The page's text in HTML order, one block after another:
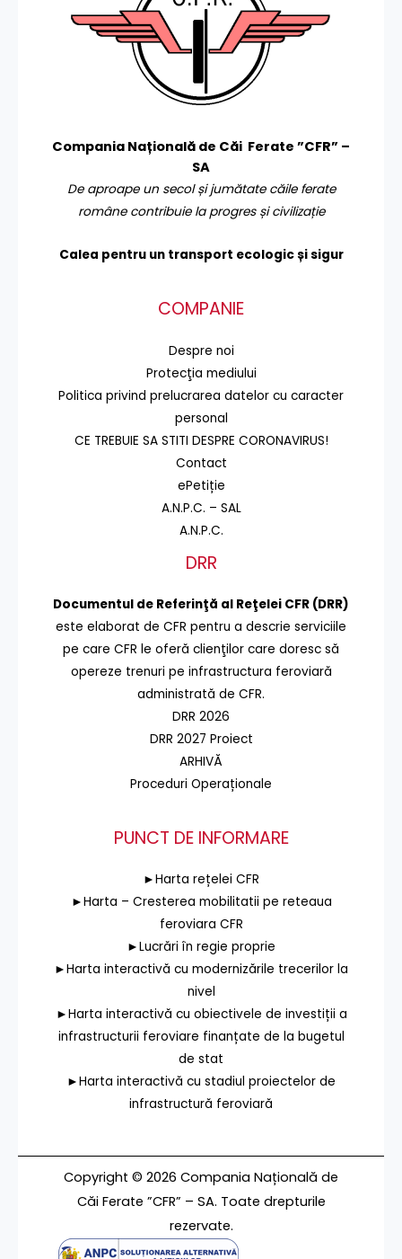
Compania Națională de Căi Ferate ”CFR” –
SA
De aproape un secol și jumătate căile ferate
române contribuie la progres și civilizație
Calea pentru un transport ecologic și sigur
COMPANIE
Despre noi
Protecţia mediului
Politica privind prelucrarea datelor cu caracter
personal
CE TREBUIE SA STITI DESPRE CORONAVIRUS!
Contact
ePetiție
A.N.P.C. – SAL
A.N.P.C.
DRR
Documentul de Referinţă al Reţelei CFR (DRR)
este elaborat de CFR pentru a descrie serviciile
pe care CFR le oferă clienţilor care doresc să
opereze trenuri pe infrastructura feroviară
administrată de CFR.
DRR 2026
DRR 2027 Proiect
ARHIVĂ
Proceduri Operaționale
PUNCT DE INFORMARE
►Harta rețelei CFR
►Harta – Cresterea mobilitatii pe reteaua
feroviara CFR
►Lucrări în regie proprie
►Harta interactivă cu modernizările trecerilor la
nivel
►Harta interactivă cu obiectivele de investiții a
infrastructurii feroviare finanțate de la bugetul
de stat
►Harta interactivă cu stadiul proiectelor de
infrastructură feroviară
Copyright © 2026 Compania Națională de
Căi Ferate ”CFR” – SA. Toate drepturile
rezervate.